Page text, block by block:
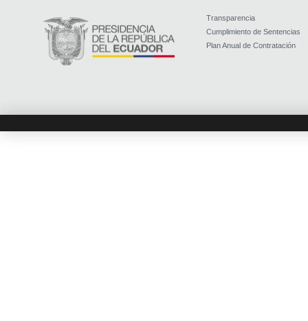
Transparencia
Cumplimiento de Sentencias
Plan Anual de Contratación